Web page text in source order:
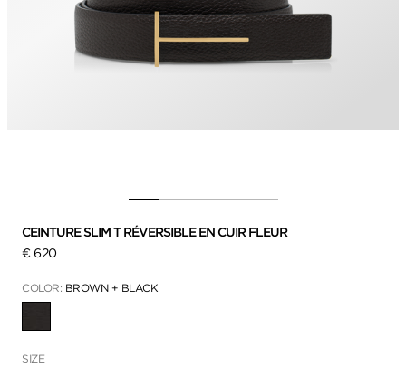
CEINTURE SLIM T RÉVERSIBLE EN CUIR FLEUR
€ 620
COLOR: BROWN + BLACK
SIZE